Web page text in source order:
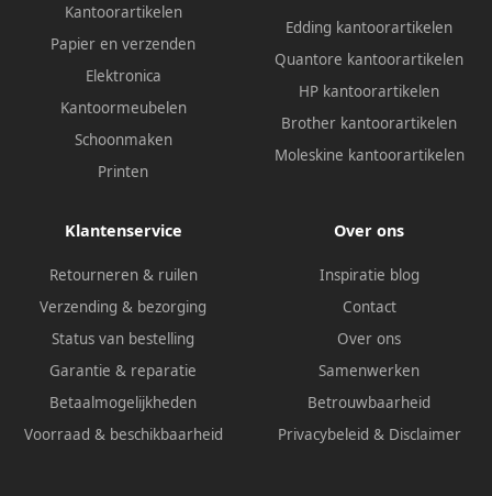
Kantoorartikelen
Papier en verzenden
Elektronica
Kantoormeubelen
Schoonmaken
Printen
Edding kantoorartikelen
Quantore kantoorartikelen
HP kantoorartikelen
Brother kantoorartikelen
Moleskine kantoorartikelen
Klantenservice
Retourneren & ruilen
Verzending & bezorging
Status van bestelling
Garantie & reparatie
Betaalmogelijkheden
Voorraad & beschikbaarheid
Over ons
Inspiratie blog
Contact
Over ons
Samenwerken
Betrouwbaarheid
Privacybeleid & Disclaimer